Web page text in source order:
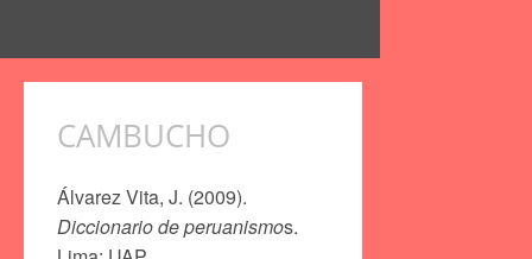
CAMBUCHO
Álvarez Vita, J. (2009).
Diccionario de peruanismos.